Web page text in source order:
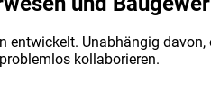
Unabhängig
kollaborieren.